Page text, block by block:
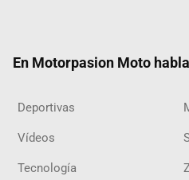
En Motorpasion Moto
Deportivas
Vídeos
Tecnología